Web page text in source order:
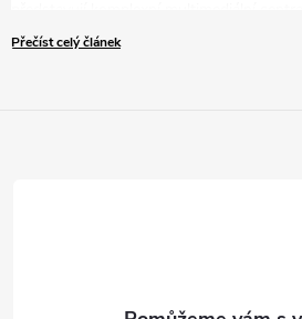
způsobem zvyšují komfort, bezpečnost i
V tomto článku vám představíme pět
Přečíst celý článek